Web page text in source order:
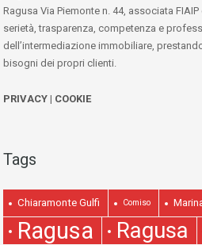
Ragusa Via Piemonte n. 44, associata
serietà, trasparenza, competenza e
dell’intermediazione immobiliare,
bisogni dei propri clienti.
PRIVACY | COOKIE
Tags
Chiaramonte Gulfi Comiso
Ragusa Ragusa